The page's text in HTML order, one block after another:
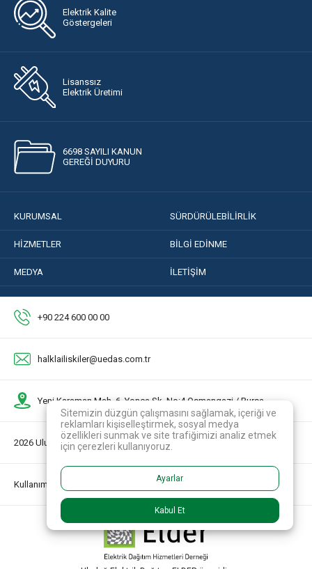
Elektrik Kalite
Göstergeleri
Lisanssız
Elektrik Üretimi
6698 SAYILI KANUN
GEREĞİ DUYURU
KURUMSAL SÜRDÜRÜLEBİLİRLİK
HİZMETLER BİLGİ EDİNME
MEDYA İLETİŞİM
+90 224 600 00 00
halklailiskiler@uedas.com.tr
Yeni Karaman Mah. 6. Yonca Sk. No:4 Osmangazi / Bursa
2026 Uludağ Elektrik Dağıtım A.Ş.
Kullanım Koşulları
Sitemizin düzgün çalışmasını sağlamak, içeriği ve
reklamları kişiselleştirmek, sosyal medya
özellikleri sunmak ve site trafiğimizi analiz etmek
için çerezleri kullanıyoruz.
Ayarlar
Kabul Et